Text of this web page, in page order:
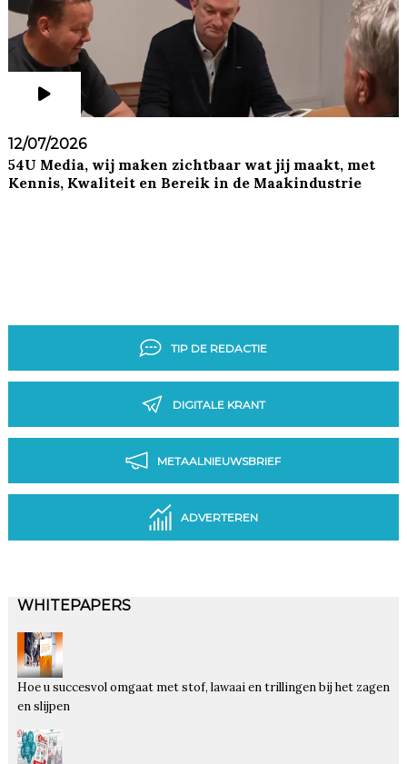
12/07/2026
54U Media, wij maken zichtbaar wat jij maakt, met
Kennis, Kwaliteit en Bereik in de Maakindustrie
TIP DE REDACTIE
DIGITALE KRANT
METAALNIEUWSBRIEF
ADVERTEREN
WHITEPAPERS
Hoe u succesvol omgaat met stof, lawaai en trillingen bij het zagen
en slijpen